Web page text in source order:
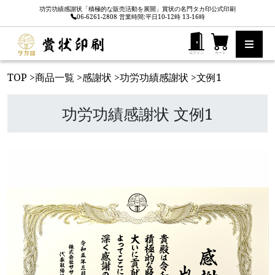
功労功績感謝状「積極的な販売活動を展開」賞状の名門タカ印公式印刷
06-6261-2808 営業時間:平日10-12時 13-16時
ログイン カート
TOP >商品一覧 >感謝状 >功労功績感謝状 >文例1
功労功績感謝状 文例1